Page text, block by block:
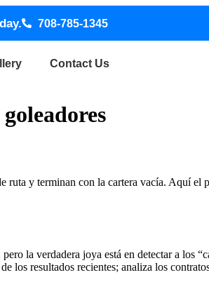
708-785-1345
Contact Us
ruta y terminan con la cartera vacía. Aquí
la verdadera joya está en detectar a los
los resultados recientes; analiza los